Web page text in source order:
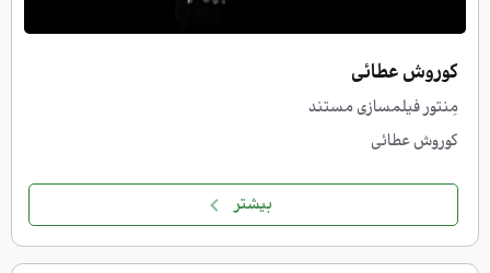
کوروش عطائی
مِنتور فیلمسازی مستند
کوروش عطائی
بیشتر